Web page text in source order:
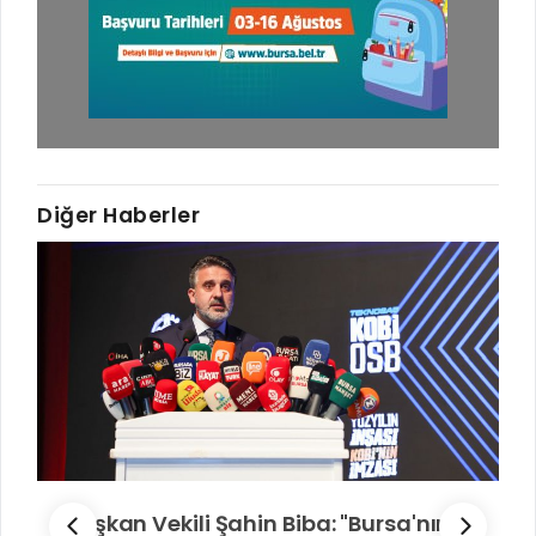
Diğer Haberler
Başkan Vekili Şahin Biba: "Bursa'nın